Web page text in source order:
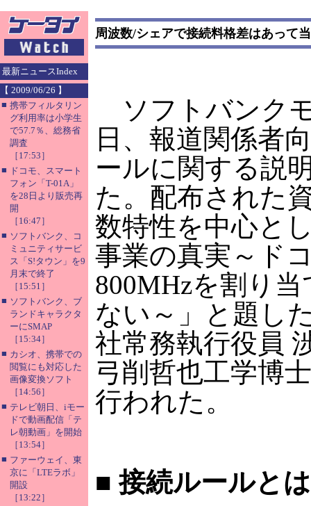
最新ニュースIndex
【 2009/06/26 】
■ 携帯フィルタリン
グ利用率は小学生
で57.7％、総務省
調査
［17:53］
■ ドコモ、スマート
フォン「T-01A」
を28日より販売再
開
［16:47］
■ ソフトバンク、コ
ミュニティサービ
ス「S!タウン」を9
月末で終了
［15:51］
■ ソフトバンク、ブ
ランドキャラクタ
ーにSMAP
［15:34］
■ カシオ、携帯での
閲覧にも対応した
画像変換ソフト
［14:56］
■ テレビ朝日、iモー
ドで動画配信「テ
レ朝動画」を開始
［13:54］
■ ファーウェイ、東
京に「LTEラボ」
開設
［13:22］
周波数/シェアで接続料格差はあって
ソフトバンク
日、報道関係者
ールに関する説
た。配布された
数特性を中心と
事業の真実～ド
800MHzを割り
ない～」と題し
社常務執行役員
弓削哲也工学博
行われた。
■ 接続ルールとは